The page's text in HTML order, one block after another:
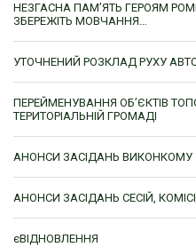
НЕЗГАСНА ПАМ’ЯТЬ ГЕРОЯМ
ЗБЕРЕЖІТЬ МОВЧАННЯ…
УТОЧНЕНИЙ РОЗКЛАД РУХУ
ПЕРЕЙМЕНУВАННЯ ОБ’ЄКТІВ
ТЕРИТОРІАЛЬНІЙ ГРОМАДІ
АНОНСИ ЗАСІДАНЬ ВИКОНКОМУ
АНОНСИ ЗАСІДАНЬ СЕСІЙ,
єВІДНОВЛЕННЯ